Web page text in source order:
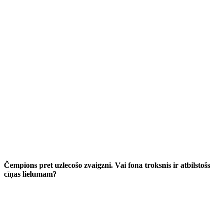
Čempions pret uzlecošo zvaigzni. Vai fona troksnis ir atbilstošs
cīņas lielumam?